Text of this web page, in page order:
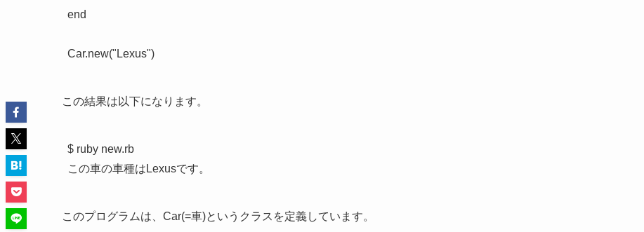
end
この結果は以下になります。
$ ruby new.rb
この車の車種はLexusです。
このプログラムは、Car(=車)というクラスを定義しています。